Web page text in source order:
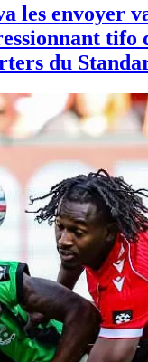
les envoyer
tifo
du